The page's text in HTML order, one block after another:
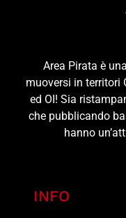
Area Pirata è
muoversi in territori
ed OI! Sia
che pubblicando
hanno
INFO